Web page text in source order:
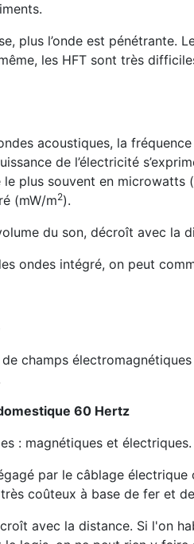
plus l’onde est
les HFT sont très
acoustiques, la
de l’électricité
le plus souvent en
(mW/m2).
du son, décroît avec la
ondes intégré, on peut
champs
60 Hertz
: magnétiques et électriques.
par le câblage
coûteux à base de fer et
avec la distance. Si l'on